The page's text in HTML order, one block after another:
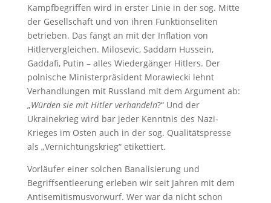
Kampfbegriffen wird in erster Linie in der sog. Mitte
der Gesellschaft und von ihren Funktionseliten
betrieben. Das fängt an mit der Inflation von
Hitlervergleichen. Milosevic, Saddam Hussein,
Gaddafi, Putin – alles Wiedergänger Hitlers. Der
polnische Ministerpräsident Morawiecki lehnt
Verhandlungen mit Russland mit dem Argument ab:
„Würden sie mit Hitler verhandeln?“ Und der
Ukrainekrieg wird bar jeder Kenntnis des Nazi-
Krieges im Osten auch in der sog. Qualitätspresse
als „Vernichtungskrieg“ etikettiert.
Vorläufer einer solchen Banalisierung und
Begriffsentleerung erleben wir seit Jahren mit dem
Antisemitismusvorwurf. Wer war da nicht schon